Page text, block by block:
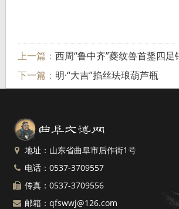
上一篇： 西周“鲁中齐”夔纹兽首鋬四足
下一篇： 明·“大吉”掐丝珐琅葫芦瓶
地址：山东省曲阜市后作街1号
电话：0537-3709557
传真：0537-3709556
邮箱：qfswwj@126.com